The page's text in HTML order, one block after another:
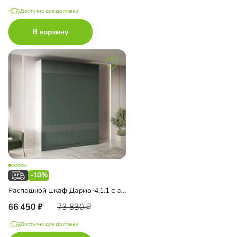
Доступно для доставки
В корзину
-10%
Распашной шкаф Дарио-4.1.1 с антресолью
66 450 73 830
Доступно для доставки